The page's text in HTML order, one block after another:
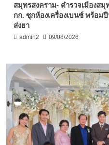
สมุทรสงคราม- ตำรวจเมืองส
กก. ซุกห้องเครื่องเบนซ์ พร้อม
ส่งยา
admin2 09/08/2026